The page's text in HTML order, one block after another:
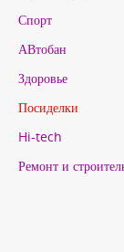
Спорт
АВтобан
Здоровье
Посиделки
Hi-tech
Ремонт и